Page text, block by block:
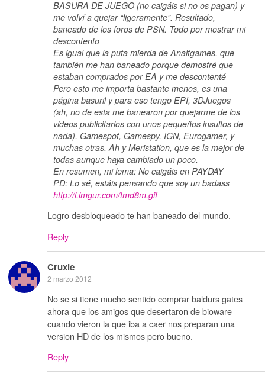
BASURA DE JUEGO (no caigáis si no os pagan) y
me volví a quejar “ligeramente”. Resultado,
baneado de los foros de PSN. Todo por mostrar mi
descontento
Es igual que la puta mierda de Anaitgames, que
también me han baneado porque demostré que
estaban comprados por EA y me descontenté
Pero esto me importa bastante menos, es una
página basuril y para eso tengo EPI, 3DJuegos
(ah, no de esta me banearon por quejarme de los
videos publicitarios con unos pequeños insultos de
nada), Gamespot, Gamespy, IGN, Eurogamer, y
muchas otras. Ah y Meristation, que es la mejor de
todas aunque haya cambiado un poco.
En resumen, mi lema: No caigáis en PAYDAY
PD: Lo sé, estáis pensando que soy un badass
http://i.imgur.com/tmd8m.gif
Logro desbloqueado te han baneado del mundo.
Reply
Cruxie
2 marzo 2012
No se si tiene mucho sentido comprar baldurs gates
ahora que los amigos que desertaron de bioware
cuando vieron la que iba a caer nos preparan una
version HD de los mismos pero bueno.
Reply